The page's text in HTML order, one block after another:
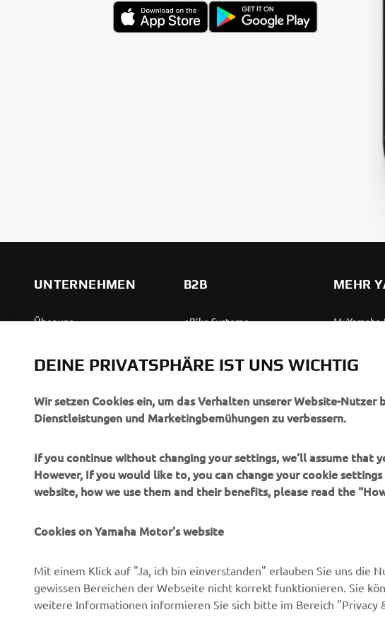
UNTERNEHMEN
Über uns
Veranstaltungen
Press
Broschüren
Händler werden
Menschenrechtsrichtlinie
Grundlegende
Whistleblower-Kanal
B2B
eBike Systeme
Leichte Fahrzeuge
Ersthelferinnen und
Ersthelfer
Robotics
Partnerschaften
für unabhängige Partner
Sheets
MEHR
MyYamaha
Yamaha
Yamaha
Mobile
DEINE PRIVATSPHÄRE IST UNS WICHTIG
Wir setzen Cookies ein, um das Verhalten unserer Website-
Dienstleistungen und Marketingbemühungen zu verbessern.
If you continue without changing your settings, we'll assume that
However, If you would like to, you can change your cookie
website, how we use them and their benefits, please read the
Cookies on Yamaha Motor's website
Mit einem Klick auf "Ja, ich bin einverstanden" erlauben Sie uns die
gewissen Bereichen der Webseite nicht korrekt funktionieren. Sie
weitere Informationen informieren Sie sich bitte im Bereich "Privacy